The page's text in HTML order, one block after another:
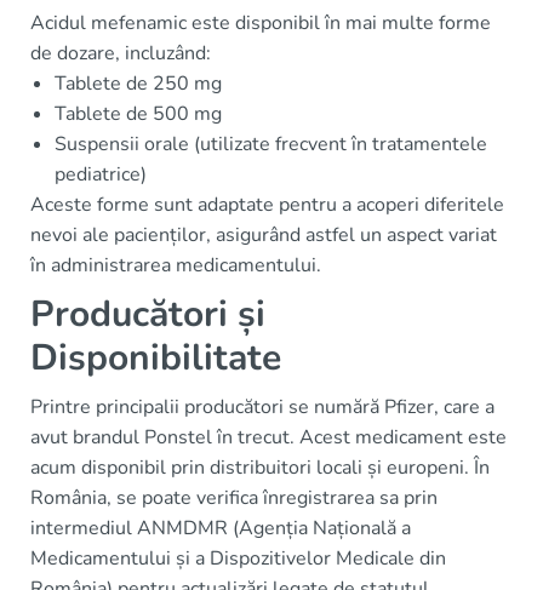
Acidul mefenamic este disponibil în mai multe forme
de dozare, incluzând:
Tablete de 250 mg
Tablete de 500 mg
Suspensii orale (utilizate frecvent în tratamentele
pediatrice)
Aceste forme sunt adaptate pentru a acoperi diferitele
nevoi ale pacienților, asigurând astfel un aspect variat
în administrarea medicamentului.
Producători și
Disponibilitate
Printre principalii producători se numără Pfizer, care a
avut brandul Ponstel în trecut. Acest medicament este
acum disponibil prin distribuitori locali și europeni. În
România, se poate verifica înregistrarea sa prin
intermediul ANMDMR (Agenția Națională a
Medicamentului și a Dispozitivelor Medicale din